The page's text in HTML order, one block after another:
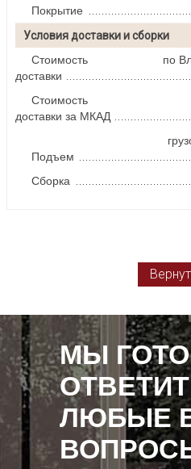
Покрытие
Условия доставки и сборки
Стоимость
доставки
по
Стоимость
доставки за МКАД
Подъем
Сборка
МЫ
ЛЮБЫЕ